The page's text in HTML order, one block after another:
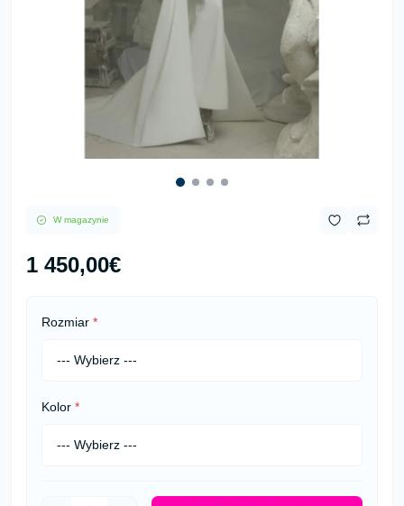
W magazynie
1 450,00€
Rozmiar *
Kolor *